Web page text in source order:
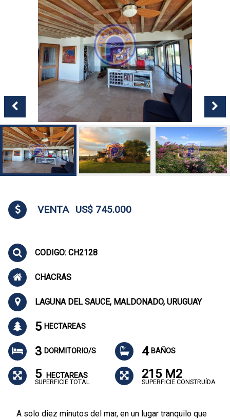
VENTA US$ 745.000
CODIGO: CH2128
CHACRAS
LAGUNA DEL SAUCE, MALDONADO, URUGUAY
5 HECTAREAS
3 DORMITORIO/S 4 BAÑOS
5 HECTAREAS
SUPERFICIE TOTAL
215 M2
SUPERFICIE CONSTRUÍDA
A solo diez minutos del mar, en un lugar tranquilo que